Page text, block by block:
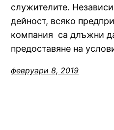
служителите.
дейност, всяко
компания са длъжни
предоставяне на
февруари 8, 2019